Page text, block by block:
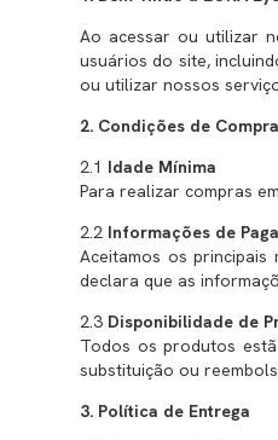
Ao acessar ou utilizar
usuários do site,
ou utilizar nossos
2. Condições de Compra
2.1 Idade Mínima
Para realizar compras
2.2 Informações de
Aceitamos os
declara que as
2.3 Disponibilidade de
Todos os produtos
substituição ou
3. Política de Entrega